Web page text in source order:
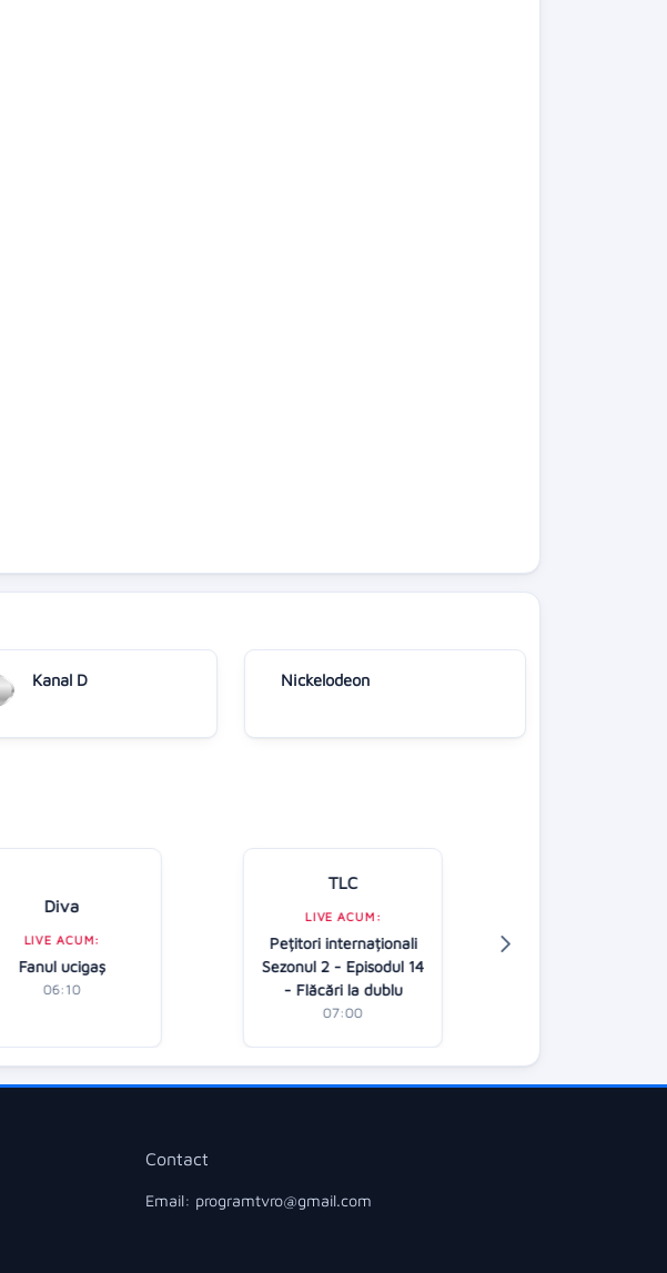
Kanal D Nickelodeon
Diva
LIVE ACUM:
Fanul ucigaș
06:10
TLC
LIVE ACUM:
Pețitori internaționali
Sezonul 2 - Episodul 14
- Flăcări la dublu
07:00
Contact
Email: programtvro@gmail.com